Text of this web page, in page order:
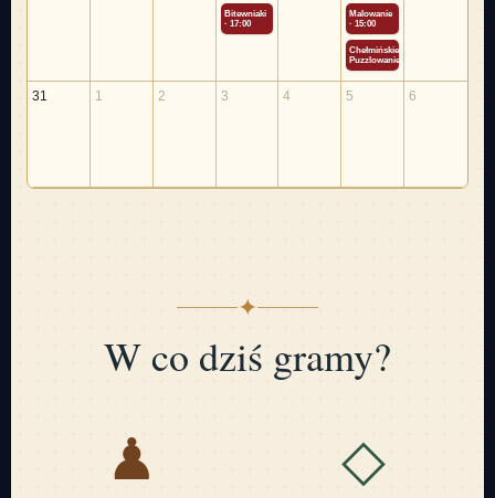
Bitewniaki
· 17:00
Malowanie
· 15:00
Chełmińskie
Puzzlowanie
31 1 2 3 4 5 6
✦
W co dziś gramy?
♟ ◇